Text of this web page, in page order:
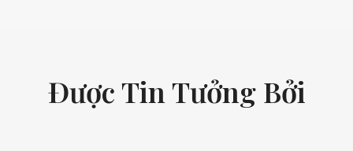
Được Tin Tưởng Bởi